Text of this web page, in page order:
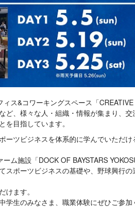
ス&コワーキングスペース「
、様々な人・組織・情報が集まり、
目指しています。
ーツビジネスを体系的に学んでいただ
ム施設「DOCK OF BAYSTARS
ポーツビジネスの基礎や、野球興行
ます。
生のみなさま、職業体験にぜひご参加